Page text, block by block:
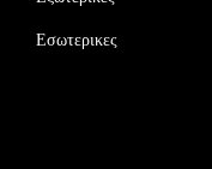
Εσωτερικες